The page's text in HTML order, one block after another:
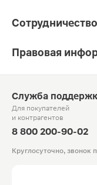
Сотрудничество
Правовая
Служба
Для покупателей
и контрагентов
8 800 200-90-02
Круглосуточно, звонок